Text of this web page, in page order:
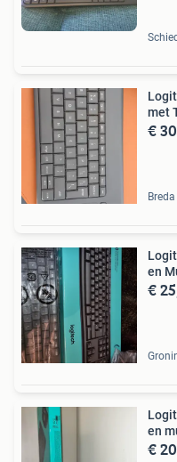
met
€
Breda
en
€
en
€